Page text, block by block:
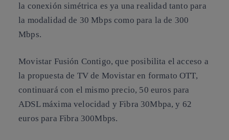
la conexión simétrica es ya una realidad tanto para
la modalidad de 30 Mbps como para la de 300
Mbps.
Movistar Fusión Contigo, que posibilita el acceso a
la propuesta de TV de Movistar en formato OTT,
continuará con el mismo precio, 50 euros para
ADSL máxima velocidad y Fibra 30Mbpa, y 62
euros para Fibra 300Mbps.